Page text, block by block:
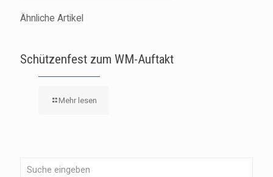
Ähnliche Artikel
Schützenfest zum WM-Auftakt
Mehr lesen